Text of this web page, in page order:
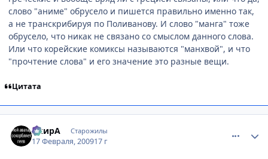
слово "аниме" обрусело и пишется правильно именно так,
а не транскрибируя по Поливанову. И слово "манга" тоже
обрусело, что никак не связано со смыслом данного слова.
Или что корейские комиксы называются "манхвой", и что
"прочтение слова" и его значение это разные вещи.
Цитата
АкирА Старожилы
17 Февраля, 200917 г